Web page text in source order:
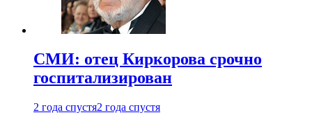
СМИ: отец Киркорова срочно
госпитализирован
2 года спустя2 года спустя